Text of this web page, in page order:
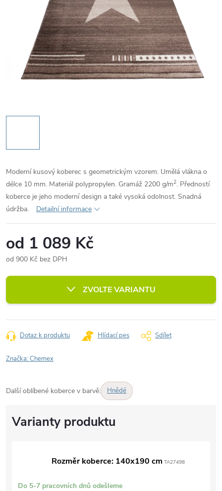
Moderní kusový koberec s geometrickým vzorem. Umělá vlákna o
délce 10 mm. Materiál polypropylen. Gramáž 2200 g/m2. Předností
koberce je jeho moderní design a také vysoká odolnost. Snadná
údržba.
Detailní informace
od 1 089 Kč
od 900 Kč bez DPH
cena:
ZVOLTE VARIANTU
Dotaz k produktu Hlídací pes Sdílet
Značka:Chemex
Další oblíbené koberce v barvě: Hnědé
Rozměr koberce: 140x190 cm TA27498
Do 5-7 pracovních dnů odešleme